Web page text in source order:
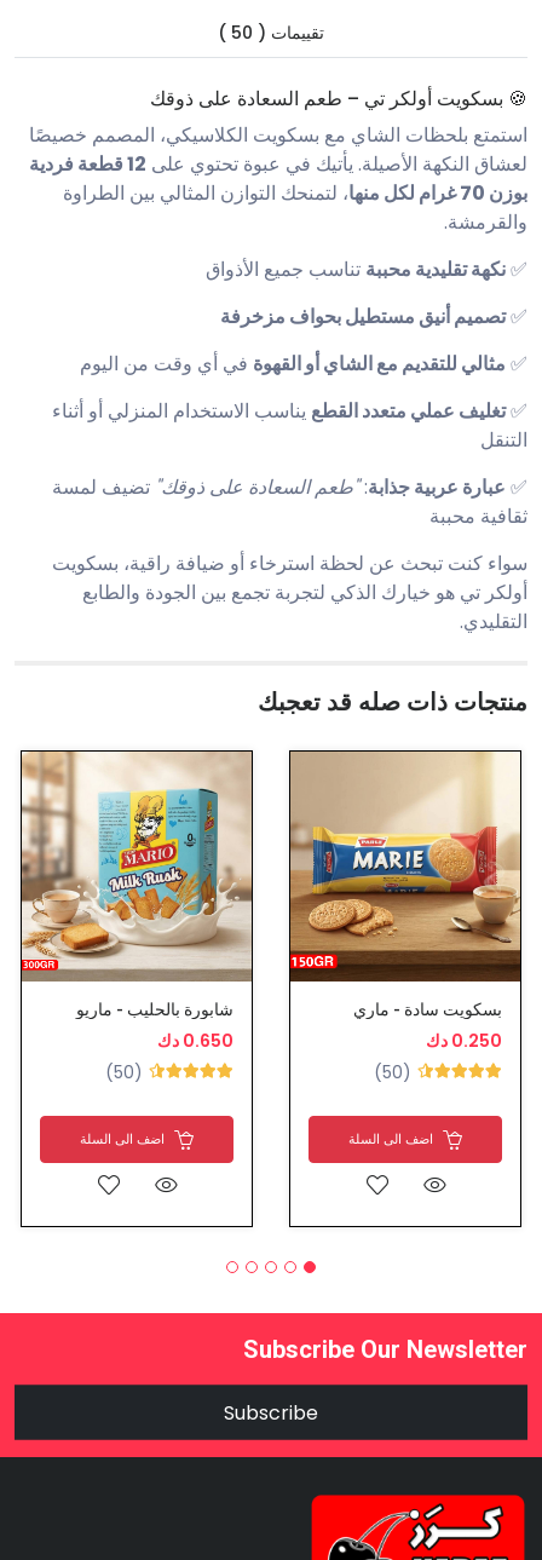
تقييمات ( 50 )
🍪 بسكويت أولكر تي – طعم السعادة على ذوقك
استمتع بلحظات الشاي مع بسكويت الكلاسيكي، المصمم خصيصًا
لعشاق النكهة الأصيلة. يأتيك في عبوة تحتوي على
12 قطعة فردية
بوزن 70 غرام لكل منها
، لتمنحك التوازن المثالي بين الطراوة
والقرمشة.
✅نكهة تقليدية محببة تناسب جميع الأذواق
✅تصميم أنيق مستطيل بحواف مزخرفة
✅ مثالي للتقديم مع الشاي أو القهوة في أي وقت من اليوم
✅تغليف عملي متعدد القطع يناسب الاستخدام المنزلي أو أثناء
التنقل
✅ عبارة عربية جذابة:"طعم السعادة على ذوقك" تضيف لمسة
ثقافية محببة
سواء كنت تبحث عن لحظة استرخاء أو ضيافة راقية، بسكويت
أولكر تي هو خيارك الذكي لتجربة تجمع بين الجودة والطابع
التقليدي.
منتجات ذات صله قد تعجبك
بسكويت سادة - ماري
0.250 دك
(50)
اضف الى السلة
شابورة بالحليب - ماريو
0.650 دك
(50)
اضف الى السلة
Subscribe Our Newsletter
Subscribe